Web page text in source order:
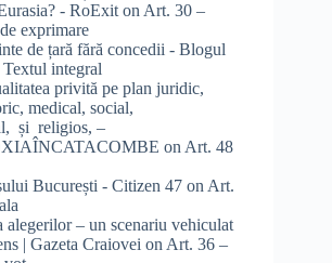
- RoExit on Art. 30 –
exprimare
de țară fără concedii - Blogul
Textul integral
privită pe plan juridic,
medical, social,
și religios, –
on Art. 48
București - Citizen 47 on Art.
alegerilor – un scenariu vehiculat
| Gazeta Craiovei on Art. 36 –